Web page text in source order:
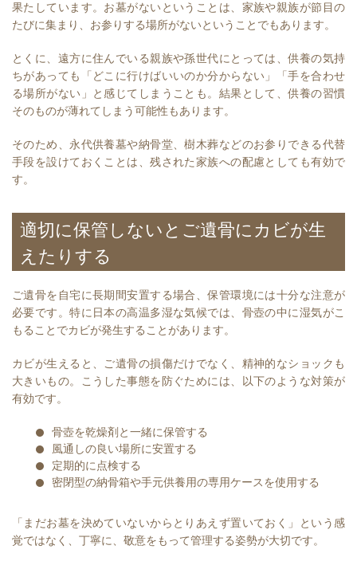
果たしています。お墓がないということは、家族や親族が節目の
たびに集まり、お参りする場所がないということでもあります。
とくに、遠方に住んでいる親族や孫世代にとっては、供養の気持
ちがあっても「どこに行けばいいのか分からない」「手を合わせ
る場所がない」と感じてしまうことも。結果として、供養の習慣
そのものが薄れてしまう可能性もあります。
そのため、永代供養墓や納骨堂、樹木葬などのお参りできる代替
手段を設けておくことは、残された家族への配慮としても有効で
す。
適切に保管しないとご遺骨にカビが生
えたりする
ご遺骨を自宅に長期間安置する場合、保管環境には十分な注意が
必要です。特に日本の高温多湿な気候では、骨壺の中に湿気がこ
もることでカビが発生することがあります。
カビが生えると、ご遺骨の損傷だけでなく、精神的なショックも
大きいもの。こうした事態を防ぐためには、以下のような対策が
有効です。
骨壺を乾燥剤と一緒に保管する
風通しの良い場所に安置する
定期的に点検する
密閉型の納骨箱や手元供養用の専用ケースを使用する
「まだお墓を決めていないからとりあえず置いておく」という感
覚ではなく、丁寧に、敬意をもって管理する姿勢が大切です。